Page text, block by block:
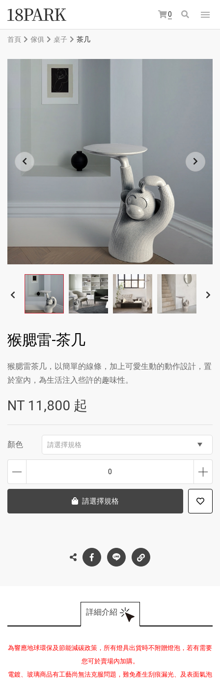
0
首頁 傢俱 桌子 茶几
猴腮雷-茶几
猴腮雷茶几，以簡單的線條，加上可愛生動的動作設計，置
於室內，為生活注入些許的趣味性。
NT 11,800 起
顏色 請選擇規格
0
請選擇規格
詳細介紹
為響應地球環保及節能減碳政策，所有燈具出貨時不附贈燈泡，若有需要
您可於賣場內加購。
電鍍、玻璃商品有工藝尚無法克服問題，難免產生刮痕漏光、及表面氣泡